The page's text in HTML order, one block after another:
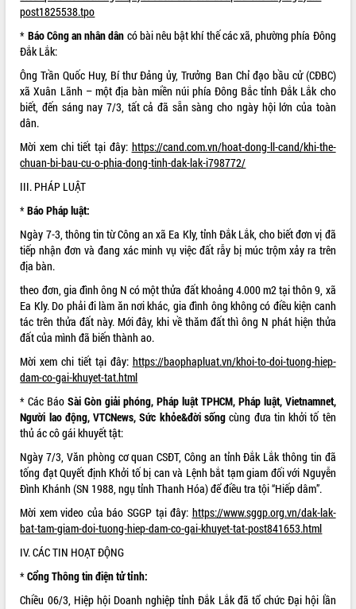
Hội thảo góp ý hồ sơ điều chỉnh quy
hoạch tỉnh Đắk Lắk thời kỳ 2021-2030,
tầm nhìn đến năm 2050
Nâng cao hiệu quả hoạt động của các
doanh nghiệp nhà nước
Hội nghị triển khai kết nối mạng
truyền số liệu chuyên dùng phục vụ cơ
quan Đảng, Nhà nước
Lễ phát động chuỗi hoạt động chung
tay làm sạch môi trường
Xã Ea Kar bước chuyển mình trong
công tác cải cách hành chính mô hình
mới
UBND tỉnh họp báo định kỳ tháng 4
năm 2026
Hội thảo khoa học “Giải pháp thúc đẩy
phát triển nền kinh tế xanh tại tỉnh
Đắk Lắk”
Tăng cường giám sát, đôn đốc thực
hiện nhiệm vụ quản lý tài sản công
Tháo gỡ những vướng mắc, đẩy mạnh
công tác cải cách thủ tục hành chính
tại Trung tâm Phục vụ hành chính
công tỉnh
Đắk Lắk: Tôn vinh 46 giải pháp tại Hội
thi Sáng tạo Kỹ thuật 2024 - 2025
Đắk Lắk rà soát, điều chỉnh Đề án 190
về phát triển nuôi trồng thủy sản
Phó Chủ tịch UBND tỉnh Đắk Lắk
Trương Công Thái kiểm tra thực địa
Thuột
Định vị cà phê Việt Nam như một “di
sản sống” trong dòng chảy toàn cầu
post1825538.tpo
* Báo Công an nhân dân có bài nêu bật khí thế các xã, phường phía Đông
Đắk Lắk:
Ông Trần Quốc Huy, Bí thư Đảng ủy, Trưởng Ban Chỉ đạo bầu cử (CĐBC)
xã Xuân Lãnh – một địa bàn miền núi phía Đông Bắc tỉnh Đắk Lắk cho
biết, đến sáng nay 7/3, tất cả đã sẵn sàng cho ngày hội lớn của toàn
dân.
Mời xem chi tiết tại đây: https://cand.com.vn/hoat-dong-ll-cand/khi-the-
chuan-bi-bau-cu-o-phia-dong-tinh-dak-lak-i798772/
III. PHÁP LUẬT
*Báo Pháp luật:
Ngày 7-3, thông tin từ Công an xã Ea Kly, tỉnh Đắk Lắk, cho biết đơn vị đã
tiếp nhận đơn và đang xác minh vụ việc đất rẫybị múc trộm xảy ra trên
địa bàn.
theo đơn, gia đình ông N có một thửa đất khoảng 4.000 m2 tại thôn 9, xã
Ea Kly. Do phải đi làm ăn nơi khác, gia đình ông không có điều kiện canh
tác trên thửa đất này. Mới đây, khi về thăm đất thì ông N phát hiện thửa
đấtcủa mình đã biến thành ao.
Mời xem chi tiết tại đây: https://baophapluat.vn/khoi-to-doi-tuong-hiep-
dam-co-gai-khuyet-tat.html
* Các BáoSài Gòn giải phóng, Pháp luật TPHCM, Pháp luật, Vietnamnet,
Người lao động, VTCNews, Sức khỏe&đời sốngcùng đưa tin khởi tố tên
thủ ác cô gái khuyết tật:
Ngày 7/3, Văn phòng cơ quan CSĐT, Công an tỉnh Đắk Lắk thông tin đã
tống đạt Quyết định Khởi tố bị can và Lệnh bắt tạm giam đối với Nguyễn
Đình Khánh (SN 1988, ngụ tỉnh Thanh Hóa) để điều tra tội “Hiếp dâm”.
Mời xem video của báo SGGP tại đây: https://www.sggp.org.vn/dak-lak-
bat-tam-giam-doi-tuong-hiep-dam-co-gai-khuyet-tat-post841653.html
IV. CÁC TIN HOẠT ĐỘNG
*Cổng Thông tin điện tử tỉnh:
Chiều 06/3, Hiệp hội Doanh nghiệp tỉnh Đắk Lắk đã tổ chức Đại hội lần